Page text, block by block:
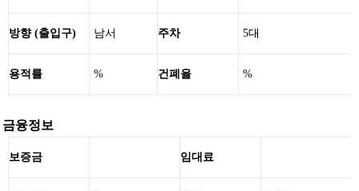
방향 (출입구) 남서 주차 5대
용적률 % 건폐율 %
금융정보
보증금 임대료